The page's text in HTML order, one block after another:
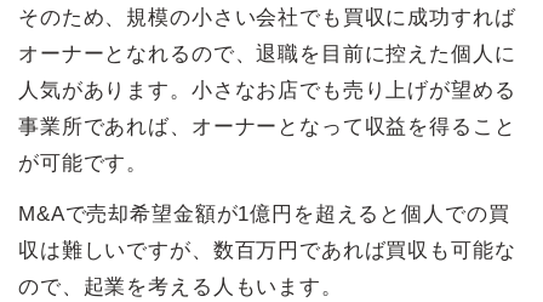
そのため、規模の小さい会社でも買収に成功すれば
オーナーとなれるので、退職を目前に控えた個人に
人気があります。小さなお店でも売り上げが望める
事業所であれば、オーナーとなって収益を得ること
が可能です。
M&Aで売却希望金額が1億円を超えると個人での買
収は難しいですが、数百万円であれば買収も可能な
ので、起業を考える人もいます。